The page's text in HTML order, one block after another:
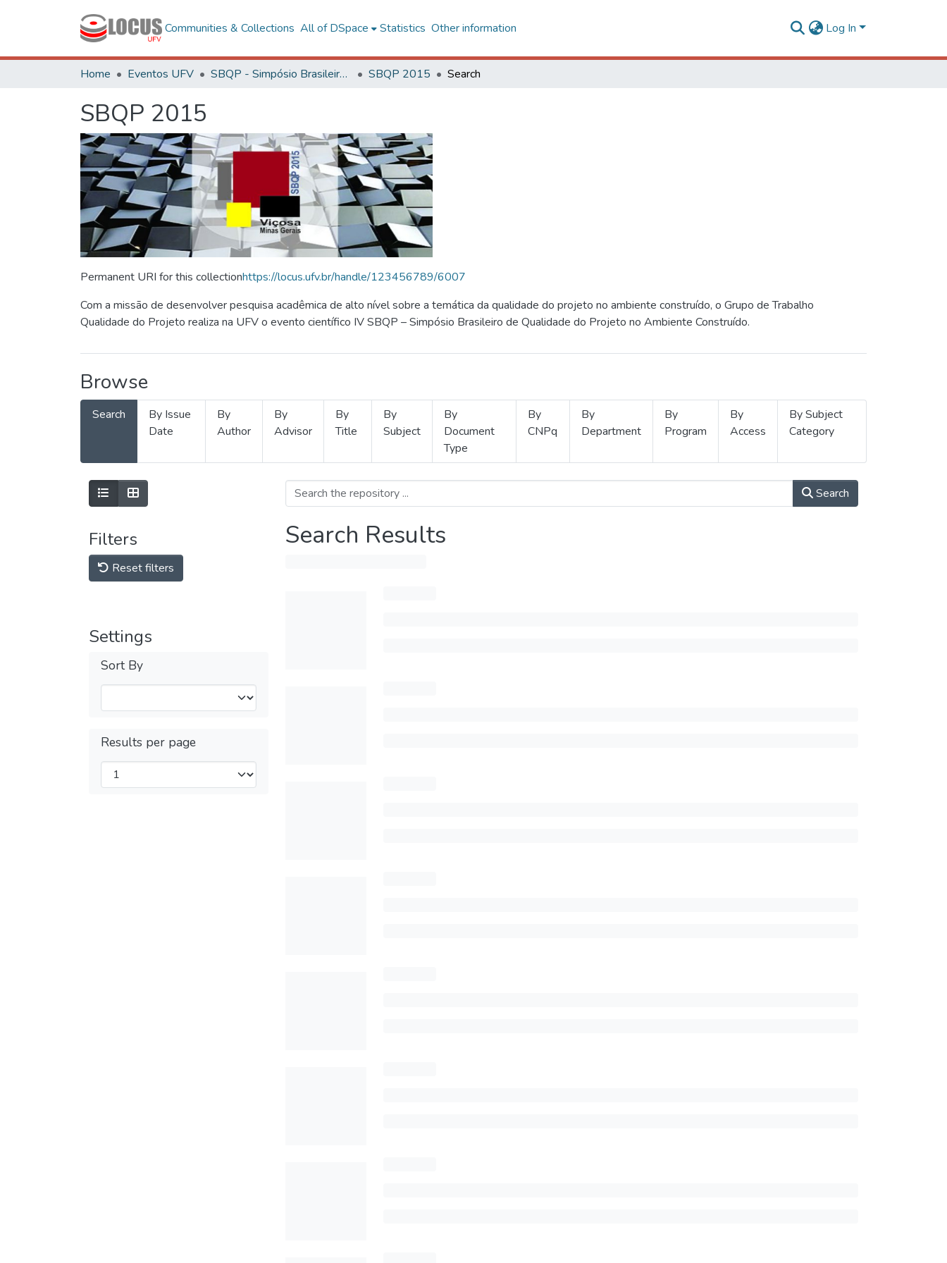
Communities & Collections All of DSpace Statistics Other information Log In
Home Eventos UFV SBQP - Simpósio Brasileiro de Qualidade do Projeto no Ambiente Construído SBQP 2015 Search
SBQP 2015
Permanent URI for this collectionhttps://locus.ufv.br/handle/123456789/6007
Com a missão de desenvolver pesquisa acadêmica de alto nível sobre a temática da qualidade do projeto no ambiente construído, o Grupo de Trabalho
Qualidade do Projeto realiza na UFV o evento científico IV SBQP – Simpósio Brasileiro de Qualidade do Projeto no Ambiente Construído.
Browse
Search
By Issue
Date
By
Author
By
Advisor
By
Title
By
Subject
By
Document
Type
By
CNPq
By
Department
By
Program
By
Access
By Subject
Category
Filters
Reset filters
Settings
Sort By
Results per page
Search
Search Results